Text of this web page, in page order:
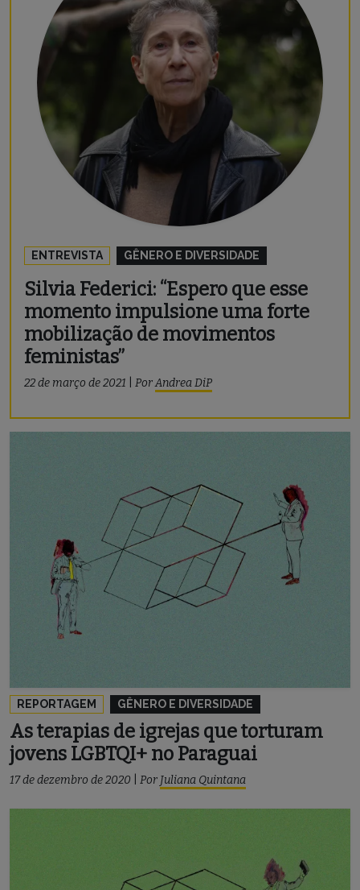
ENTREVISTA GÊNERO E DIVERSIDADE
Silvia Federici: “Espero que esse
momento impulsione uma forte
mobilização de movimentos
feministas”
22 de março de 2021 PorAndrea DiP
REPORTAGEM GÊNERO E DIVERSIDADE
As terapias de igrejas que torturam
jovens LGBTQI+ no Paraguai
17 de dezembro de 2020 Por Juliana Quintana